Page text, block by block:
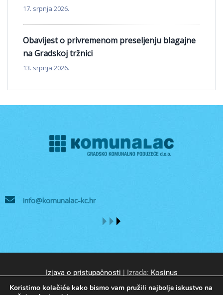
17. srpnja 2026.
Obavijest o privremenom preseljenju blagajne
na Gradskoj tržnici
13. srpnja 2026.
info@komunalac-kc.hr
Izjava o pristupačnosti | Izrada: Kosinus
Koristimo kolačiće kako bismo vam pružili najbolje iskustvo na